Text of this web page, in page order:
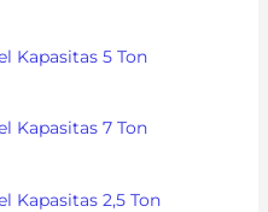
Kapasitas 5 Ton
Kapasitas 7 Ton
Kapasitas 2,5 Ton